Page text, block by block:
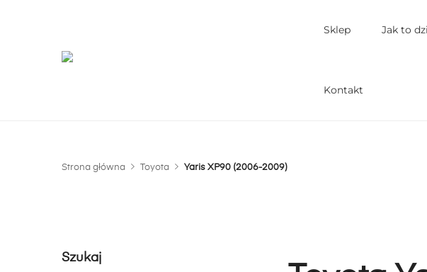
menuSklep Jak to
Kontakt
Strona główna Toyota Yaris XP90 (2006-2009)
Szukaj